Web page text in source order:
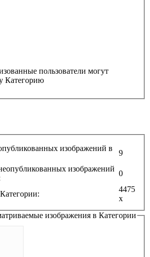
пользователи могут
Категорию
изображений в
9
изображений
0
4475
x
изображения в Категории